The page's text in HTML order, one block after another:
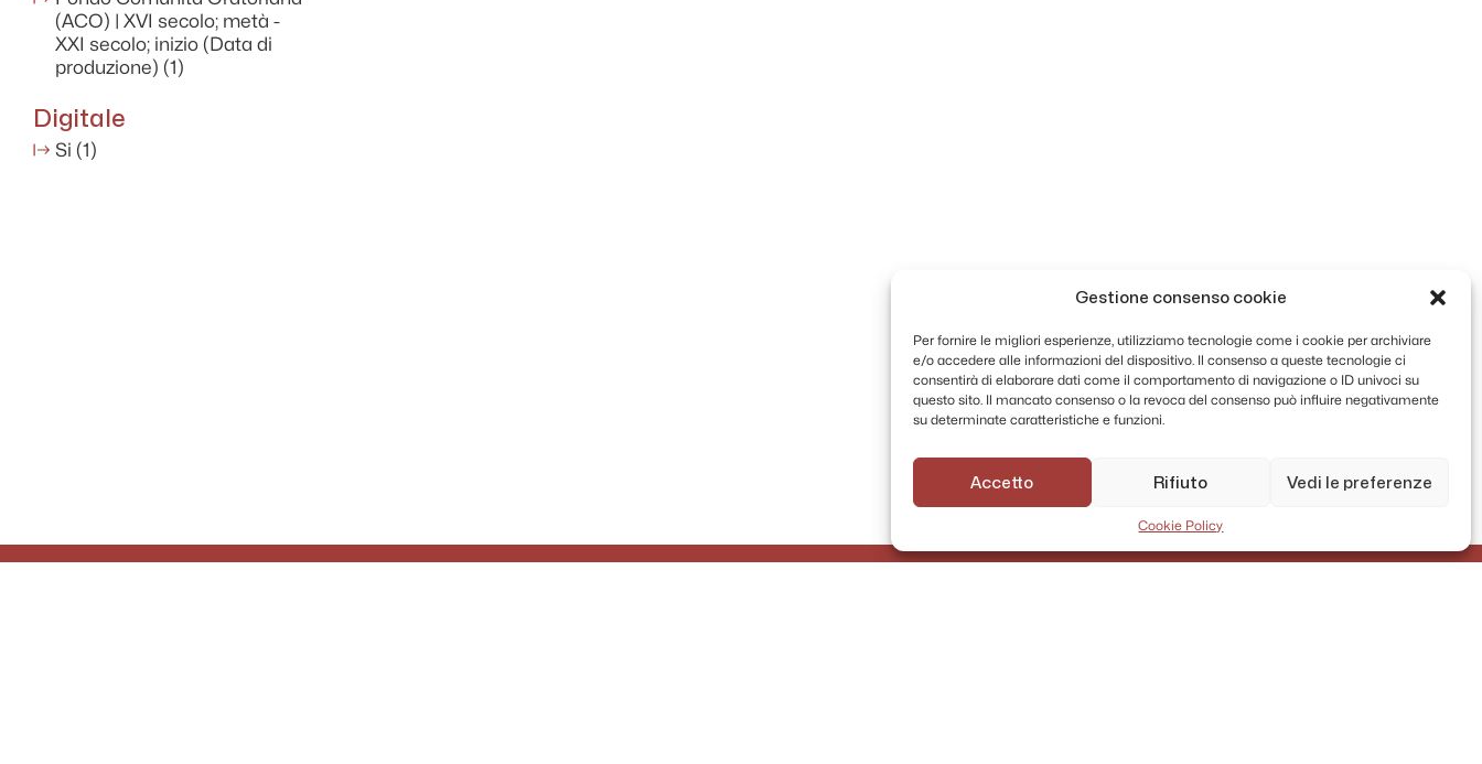
Gestione consenso cookie
Per fornire le migliori esperienze, utilizziamo tecnologie come i cookie per archiviare
e/o accedere alle informazioni del dispositivo. Il consenso a queste tecnologie ci
consentirà di elaborare dati come il comportamento di navigazione o ID univoci su
questo sito. Il mancato consenso o la revoca del consenso può influire negativamente
su determinate caratteristiche e funzioni.
Accetto Rifiuto Vedi le preferenze
Cookie Policy
(ACO) | XVI secolo; metà -
XXI secolo; inizio (Data di
produzione) (1)
Digitale
Si (1)